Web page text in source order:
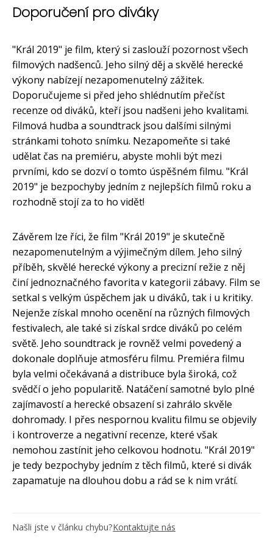
Doporučení pro diváky
"Král 2019" je film, který si zaslouží pozornost všech
filmových nadšenců. Jeho silný děj a skvělé herecké
výkony nabízejí nezapomenutelný zážitek.
Doporučujeme si před jeho shlédnutím přečíst
recenze od diváků, kteří jsou nadšeni jeho kvalitami.
Filmová hudba a soundtrack jsou dalšími silnými
stránkami tohoto snímku. Nezapomeňte si také
udělat čas na premiéru, abyste mohli být mezi
prvními, kdo se dozví o tomto úspěšném filmu. "Král
2019" je bezpochyby jedním z nejlepších filmů roku a
rozhodně stojí za to ho vidět!
Závěrem lze říci, že film "Král 2019" je skutečně
nezapomenutelným a výjimečným dílem. Jeho silný
příběh, skvělé herecké výkony a precizní režie z něj
činí jednoznačného favorita v kategorii zábavy. Film se
setkal s velkým úspěchem jak u diváků, tak i u kritiky.
Nejenže získal mnoho ocenění na různých filmových
festivalech, ale také si získal srdce diváků po celém
světě. Jeho soundtrack je rovněž velmi povedený a
dokonale doplňuje atmosféru filmu. Premiéra filmu
byla velmi očekávaná a distribuce byla široká, což
svědčí o jeho popularitě. Natáčení samotné bylo plné
zajímavostí a herecké obsazení si zahrálo skvěle
dohromady. I přes nespornou kvalitu filmu se objevily
i kontroverze a negativní recenze, které však
nemohou zastínit jeho celkovou hodnotu. "Král 2019"
je tedy bezpochyby jedním z těch filmů, které si divák
zapamatuje na dlouhou dobu a rád se k nim vrátí.
Našli jste v článku chybu?Kontaktujte nás